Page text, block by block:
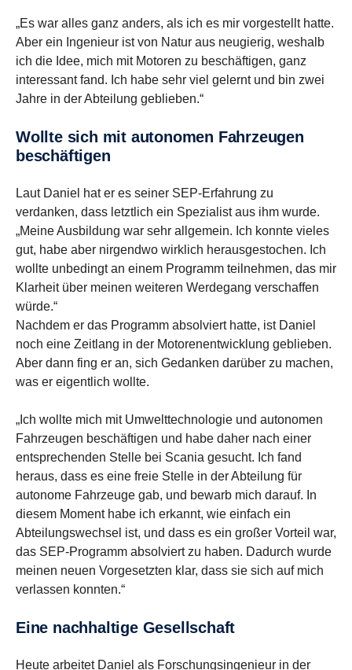
„Es war alles ganz anders, als ich es mir vorgestellt hatte.
Aber ein Ingenieur ist von Natur aus neugierig, weshalb
ich die Idee, mich mit Motoren zu beschäftigen, ganz
interessant fand. Ich habe sehr viel gelernt und bin zwei
Jahre in der Abteilung geblieben.“
Wollte sich mit autonomen Fahrzeugen
beschäf­tigen
Laut Daniel hat er es seiner SEP-Erfahrung zu
verdanken, dass letztlich ein Spezialist aus ihm wurde.
„Meine Ausbildung war sehr allgemein. Ich konnte vieles
gut, habe aber nirgendwo wirklich herausgestochen. Ich
wollte unbedingt an einem Programm teilnehmen, das mir
Klarheit über meinen weiteren Werdegang verschaffen
würde.“
Nachdem er das Programm absolviert hatte, ist Daniel
noch eine Zeitlang in der Motorenentwicklung geblieben.
Aber dann fing er an, sich Gedanken darüber zu machen,
was er eigentlich wollte.
„Ich wollte mich mit Umwelttechnologie und autonomen
Fahrzeugen beschäftigen und habe daher nach einer
entsprechenden Stelle bei Scania gesucht. Ich fand
heraus, dass es eine freie Stelle in der Abteilung für
autonome Fahrzeuge gab, und bewarb mich darauf. In
diesem Moment habe ich erkannt, wie einfach ein
Abteilungswechsel ist, und dass es ein großer Vorteil war,
das SEP-Programm absolviert zu haben. Dadurch wurde
meinen neuen Vorgesetzten klar, dass sie sich auf mich
verlassen konnten.“
Eine nachhal­tige Gesell­schaft
Heute arbeitet Daniel als Forschungsingenieur in der